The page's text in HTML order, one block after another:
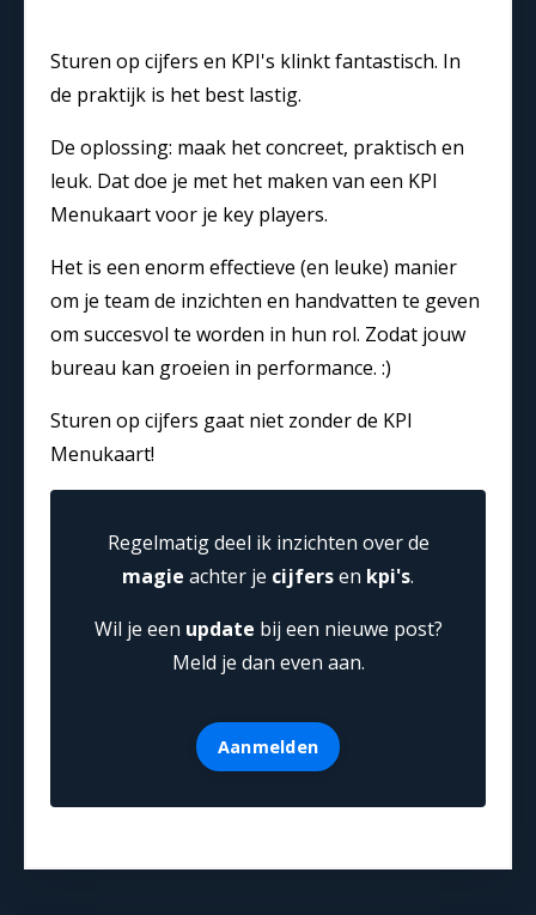
Sturen op cijfers en KPI's klinkt fantastisch. In
de praktijk is het best lastig.
De oplossing: maak het concreet, praktisch en
leuk. Dat doe je met het maken van een KPI
Menukaart voor je key players.
Het is een enorm effectieve (en leuke) manier
om je team de inzichten en handvatten te geven
om succesvol te worden in hun rol. Zodat jouw
bureau kan groeien in performance. :)
Sturen op cijfers gaat niet zonder de KPI
Menukaart!
Regelmatig deel ik inzichten over de
magie achter je cijfersen kpi's.
Wil je een update bij een nieuwe post?
Meld je dan even aan.
Aanmelden